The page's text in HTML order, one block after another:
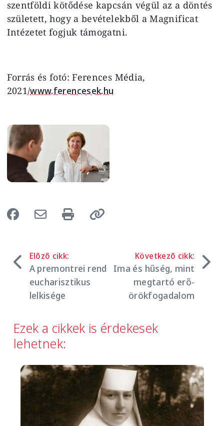
szentföldi kötődése kapcsán végül az a döntés
született, hogy a bevételekből a Magnificat
Intézetet fogjuk támogatni.
Forrás és fotó: Ferences Média,
2021/www.ferencesek.hu
Image
Előző cikk:
A premontrei rend
eucharisztikus
lelkisége
Következő cikk:
Ima és hűség, mint
megtartó erő-
örökfogadalom
Ezek a cikkek is érdekesek
lehetnek:
Image